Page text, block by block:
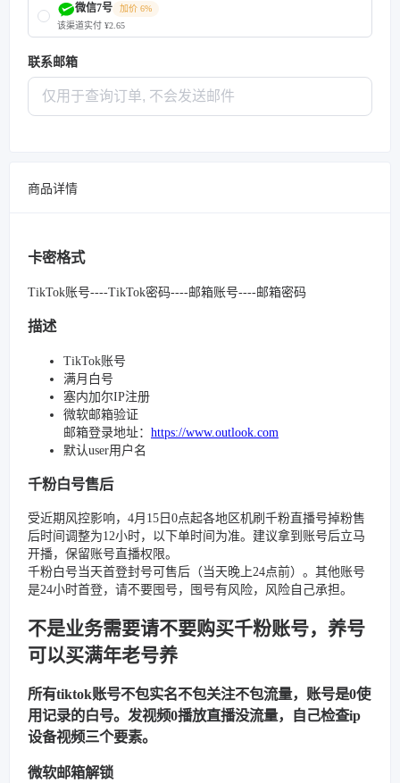
微信7号
加价 6%
该渠道实付 ¥2.65
联系邮箱
商品详情
卡密格式
TikTok账号----TikTok密码----邮箱账号----邮箱密码
描述
TikTok账号
满月白号
塞内加尔IP注册
微软邮箱验证
邮箱登录地址： https://www.outlook.com
默认user用户名
千粉白号售后
受近期风控影响，4月15日0点起各地区机刷千粉直播号掉粉售
后时间调整为12小时，以下单时间为准。建议拿到账号后立马
开播，保留账号直播权限。
千粉白号当天首登封号可售后（当天晚上24点前）。其他账号
是24小时首登，请不要囤号，囤号有风险，风险自己承担。
不是业务需要请不要购买千粉账号，养号
可以买满年老号养
所有tiktok账号不包实名不包关注不包流量，账号是0使
用记录的白号。发视频0播放直播没流量，自己检查ip
设备视频三个要素。
微软邮箱解锁